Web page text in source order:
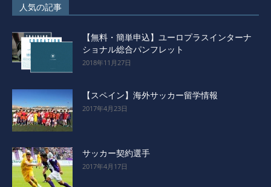
人気の記事
【無料・簡単申込】ユーロプラスインターナ
ショナル総合パンフレット
2018年11月27日
【スペイン】海外サッカー留学情報
2017年4月23日
サッカー契約選手
2017年4月17日